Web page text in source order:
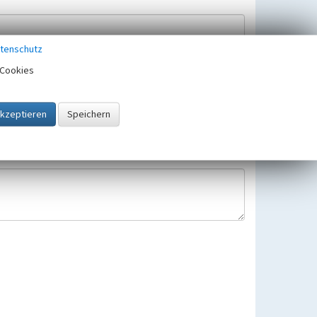
gespeichert und verwendet.
gültigen Europäischen